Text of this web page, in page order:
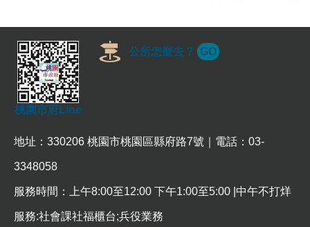
本
區
介
紹
訊
息
公
活
桃園市府Line
公所怎麼去？ GO
地址：330206 桃園市桃園區縣府路7號｜電話：03-
3348058
服務時間：上午8:00至12:00 下午1:00至5:00 |中午不打烊
服務:社會課社福櫃台;兵役業務